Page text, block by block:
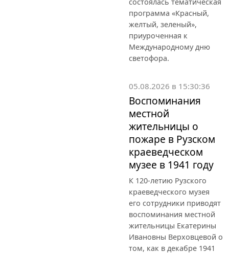
программа «Красный,
желтый, зеленый»,
приуроченная к
Международному дню
светофора.
05.08.2026 в 15:30:36
Воспоминания
местной
жительницы о
пожаре в Рузском
краеведческом
музее в 1941 году
К 120-летию Рузского
краеведческого музея
его сотрудники приводят
воспоминания местной
жительницы Екатерины
Ивановны Верховцевой о
том, как в декабре 1941